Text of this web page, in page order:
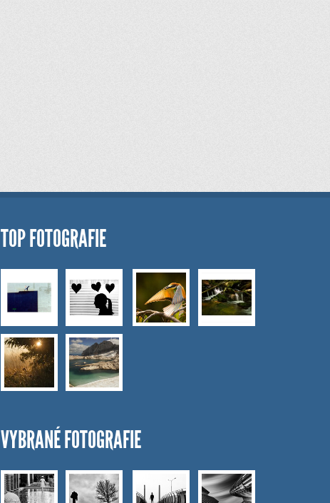
TOP FOTOGRAFIE
VYBRANÉ FOTOGRAFIE